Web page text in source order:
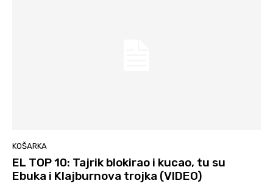
KOŠARKA
EL TOP 10: Tajrik blokirao i kucao, tu su
Ebuka i Klajburnova trojka (VIDEO)